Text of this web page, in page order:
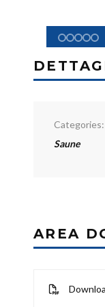
Categories:
Saune
AREA